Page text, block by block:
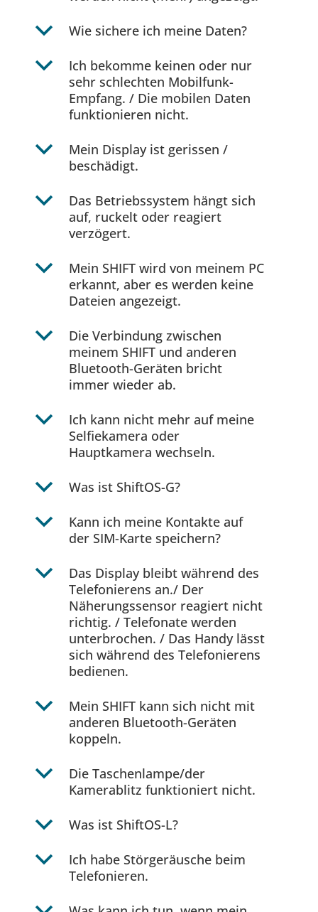
b Wie sichere ich meine Daten?
b
Ich bekomme keinen oder nur
sehr schlechten Mobilfunk-
Empfang. / Die mobilen Daten
funktionieren nicht.
b
Mein Display ist gerissen /
beschädigt.
b
Das Betriebssystem hängt sich
auf, ruckelt oder reagiert
verzögert.
b
Mein SHIFT wird von meinem PC
erkannt, aber es werden keine
Dateien angezeigt.
b
Die Verbindung zwischen
meinem SHIFT und anderen
Bluetooth-Geräten bricht
immer wieder ab.
b
Ich kann nicht mehr auf meine
Selfiekamera oder
Hauptkamera wechseln.
b Was ist ShiftOS-G?
b
Kann ich meine Kontakte auf
der SIM-Karte speichern?
b
Das Display bleibt während des
Telefonierens an./ Der
Näherungssensor reagiert nicht
richtig. / Telefonate werden
unterbrochen. / Das Handy lässt
sich während des Telefonierens
bedienen.
b
Mein SHIFT kann sich nicht mit
anderen Bluetooth-Geräten
koppeln.
b
Die Taschenlampe/der
Kamerablitz funktioniert nicht.
b Was ist ShiftOS-L?
b
Ich habe Störgeräusche beim
Telefonieren.